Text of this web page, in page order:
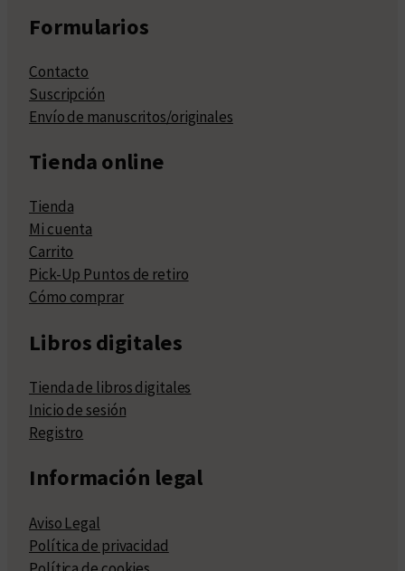
Formularios
Contacto
Suscripción
Envío de manuscritos/originales
Tienda online
Tienda
Mi cuenta
Carrito
Pick-Up Puntos de retiro
Cómo comprar
Libros digitales
Tienda de libros digitales
Inicio de sesión
Registro
Información legal
Aviso Legal
Política de privacidad